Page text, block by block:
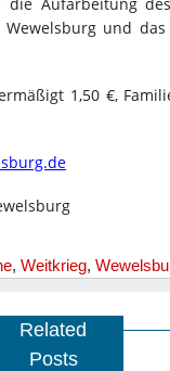
und
1,50 €,
, Weitkrieg,
Related
Posts